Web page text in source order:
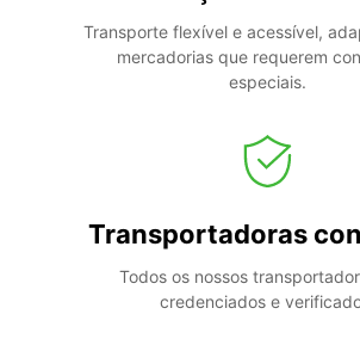
Transporte flexível e acessível,
mercadorias que requerem
especiais.
Transportadoras
Todos os nossos
credenciados e